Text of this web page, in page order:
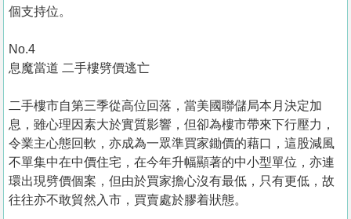
個支持位。
No.4
息魔當道 二手樓劈價逃亡
二手樓市自第三季從高位回落，當美國聯儲局本月決定加
息，雖心理因素大於實質影響，但卻為樓市帶來下行壓力，
令業主心態回軟，亦成為一眾準買家鋤價的藉口，這股減風
不單集中在中價住宅，在今年升幅顯著的中小型單位，亦連
環出現劈價個案，但由於買家擔心沒有最低，只有更低，故
往往亦不敢貿然入市，買賣處於膠着狀態。